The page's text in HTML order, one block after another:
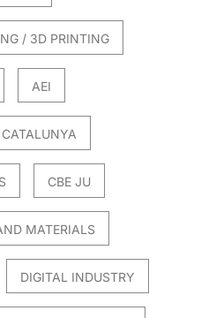
/ 3D PRINTING
AEI
CBE JU
MATERIALS
DIGITAL INDUSTRY